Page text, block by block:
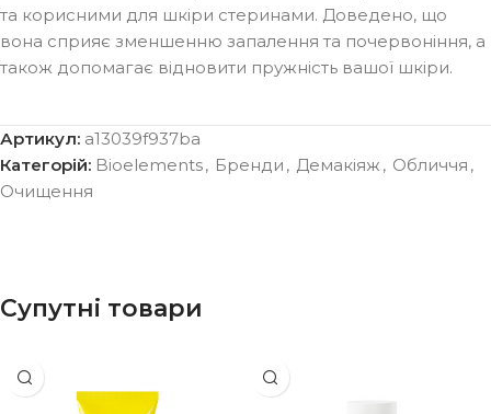
та корисними для шкіри стеринами. Доведено, що
вона сприяє зменшенню запалення та почервоніння, а
також допомагає відновити пружність вашої шкіри.
Артикул: a13039f937ba
Категорій: Bioelements, Бренди , Демакіяж , Обличчя ,
Очищення
Супутні товари